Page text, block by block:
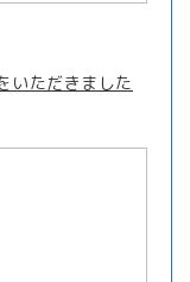
いただきました